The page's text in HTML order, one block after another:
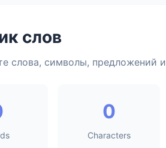
слов
слова, символы, предложений
0
Characters